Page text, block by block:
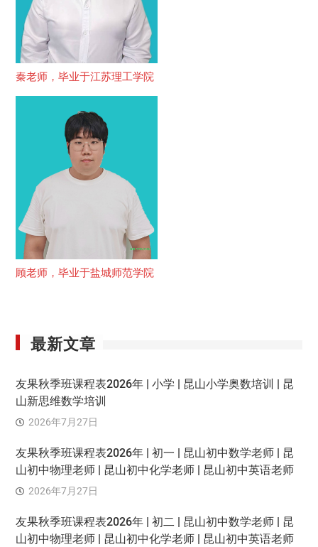
秦老师，毕业于江苏理工学院
顾老师，毕业于盐城师范学院
最新文章
友果秋季班课程表2026年 | 小学 | 昆山小学奥数培训 | 昆
山新思维数学培训
2026年7月27日
友果秋季班课程表2026年 | 初一 | 昆山初中数学老师 | 昆
山初中物理老师 | 昆山初中化学老师 | 昆山初中英语老师
2026年7月27日
友果秋季班课程表2026年 | 初二 | 昆山初中数学老师 | 昆
山初中物理老师 | 昆山初中化学老师 | 昆山初中英语老师